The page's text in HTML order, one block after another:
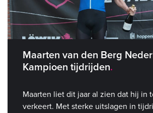
Maarten van den Berg
Kampioen tijdrijden
Maarten liet dit jaar al zien dat hij in
verkeert. Met sterke uitslagen in